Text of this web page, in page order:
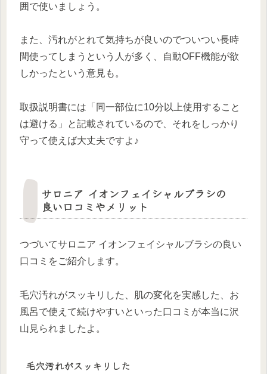
囲で使いましょう。
また、汚れがとれて気持ちが良いのでついつい長時
間使ってしまうという人が多く、自動OFF機能が欲
しかったという意見も。
取扱説明書には「同一部位に10分以上使用すること
は避ける」と記載されているので、それをしっかり
守って使えば大丈夫ですよ♪
サロニア イオンフェイシャルブラシの
良い口コミやメリット
つづいてサロニア イオンフェイシャルブラシの良い
口コミをご紹介します。
毛穴汚れがスッキリした、肌の変化を実感した、お
風呂で使えて続けやすいといった口コミが本当に沢
山見られましたよ。
毛穴汚れがスッキリした